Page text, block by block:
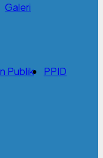
Galeri
Publik PPID